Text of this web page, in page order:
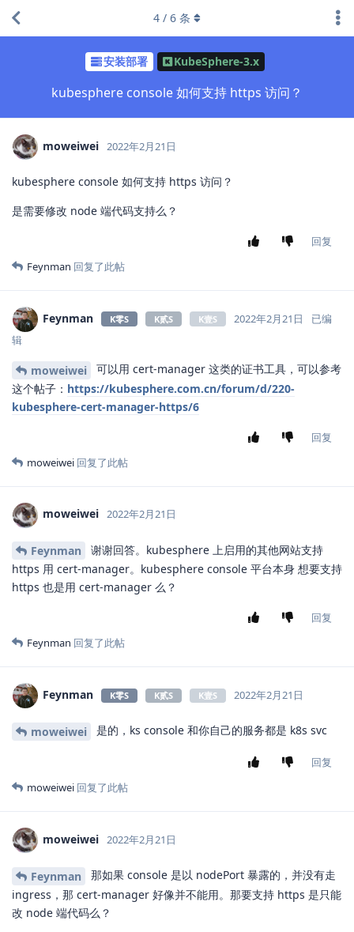
安装部署 KubeSphere-3.x
kubesphere console 如何支持 https 访问？
4 / 6 条
moweiwei 2022年2月21日
kubesphere console 如何支持 https 访问？
是需要修改 node 端代码支持么？
回复
Feynman 回复了此帖
Feynman K零S K贰S K壹S 2022年2月21日
已编
辑
moweiwei
可以用 cert-manager 这类的证书工具，可以参考
这个帖子： https://kubesphere.com.cn/forum/d/220-
kubesphere-cert-manager-https/6
回复
moweiwei 回复了此帖
moweiwei 2022年2月21日
Feynman
谢谢回答。kubesphere 上启用的其他网站支持
https 用 cert-manager。kubesphere console 平台本身 想要支持
https 也是用 cert-manager 么？
回复
Feynman 回复了此帖
Feynman K零S K贰S K壹S 2022年2月21日
moweiwei 是的，ks console 和你自己的服务都是 k8s svc
回复
moweiwei 回复了此帖
moweiwei 2022年2月21日
Feynman
那如果 console 是以 nodePort 暴露的，并没有走
ingress，那 cert-manager 好像并不能用。那要支持 https 是只能
改 node 端代码么？